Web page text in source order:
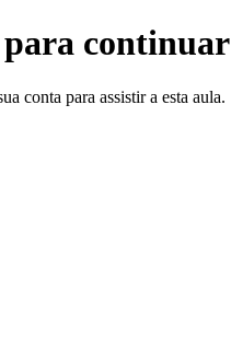
continuar
conta para assistir a esta aula.